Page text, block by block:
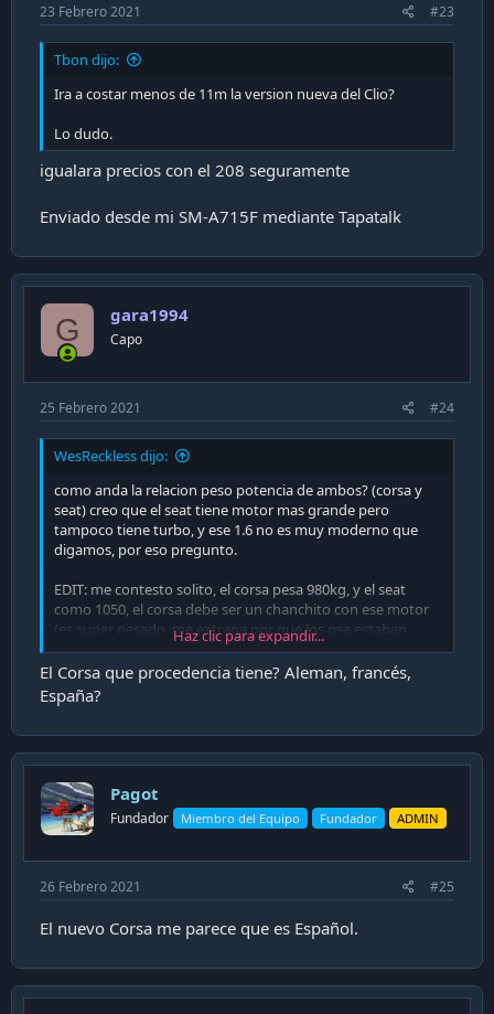
23 Febrero 2021 #23
Tbon dijo:
Ira a costar menos de 11m la version nueva del Clio?
Lo dudo.
igualara precios con el 208 seguramente
Enviado desde mi SM-A715F mediante Tapatalk
G gara1994
Capo
25 Febrero 2021 #24
WesReckless dijo:
como anda la relacion peso potencia de ambos? (corsa y
seat) creo que el seat tiene motor mas grande pero
tampoco tiene turbo, y ese 1.6 no es muy moderno que
digamos, por eso pregunto.
EDIT: me contesto solito, el corsa pesa 980kg, y el seat
como 1050, el corsa debe ser un chanchito con ese motor
(es super pesado, me extrana por que los psa estaban
saliendo bien livianitos).
Gasta un poco menos, pero es ultra lento el corsita básico,
igual buen auto en el papel si el uso va a ser solo ciudad,
Haz clic para expandir...
El Corsa que procedencia tiene? Aleman, francés,
España?
Pagot
Fundador Miembro del Equipo Fundador ADMIN
26 Febrero 2021 #25
El nuevo Corsa me parece que es Español.